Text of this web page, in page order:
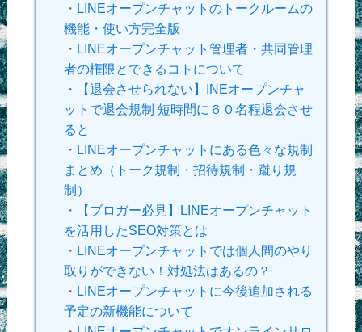
・ LINEオープンチャットのトークルームの
機能・使い方完全版
・ LINEオープンチャット管理者・共同管理
者の権限とできるコトについて
・
【退会させられない】INEオープンチャ
ットで退会規制 短時間に６０名程退会させ
ると
・ LINEオープンチャットにある色々な規制
まとめ（トーク規制・招待規制・蹴り規
制）
・
【ブロガー必見】LINEオープンチャット
を活用したSEO対策とは
・ LINEオープンチャットでは個人間のやり
取りができない！対処法はあるの？
・ LINEオープンチャットに今後追加される
予定の新機能について